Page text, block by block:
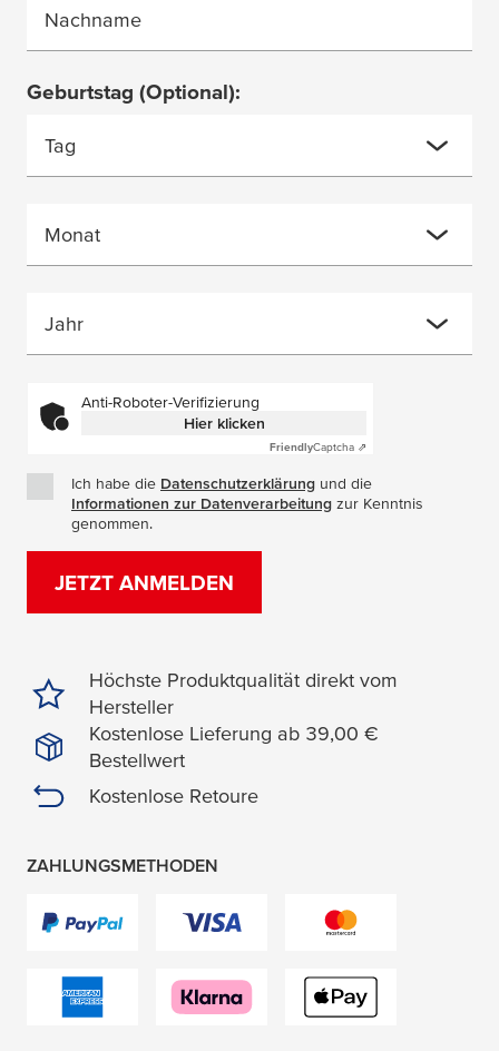
Nachname
Geburtstag (Optional):
Tag
Monat
Jahr
Anti-Roboter-Verifizierung
Hier klicken
FriendlyCaptcha ⇗
Ich habe die Datenschutzerklärung (Öffnet in einem neuen
und die
Informationen zur Datenverarbeitung (Öffnet in einem
zur Kenntnis
genommen.
JETZT ANMELDEN
Höchste Produktqualität direkt vom
Hersteller
Kostenlose Lieferung ab 39,00 €
Bestellwert
Kostenlose Retoure
ZAHLUNGSMETHODEN